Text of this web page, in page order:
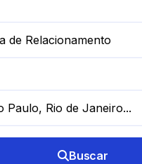
Buscar